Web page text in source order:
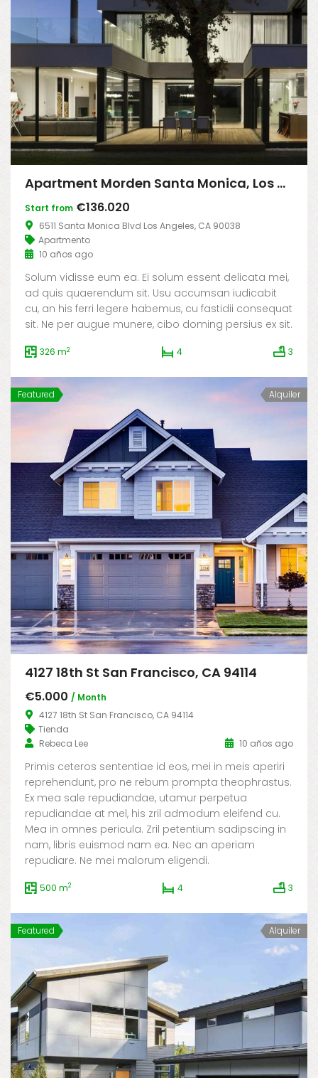
Apartment Morden Santa Monica, Los Angeles
Start from €136.020
6511 Santa Monica Blvd Los Angeles, CA 90038
Apartmento
10 años ago
Solum vidisse eum ea. Ei solum essent delicata mei,
ad quis quaerendum sit. Usu accumsan iudicabit
cu, an his ferri legere habemus, cu fastidii consequat
sit. Ne per augue munere, cibo doming persius ex sit.
326 m2 4 3
Featured Alquiler
4127 18th St San Francisco, CA 94114
€5.000 / Month
4127 18th St San Francisco, CA 94114
Tienda
Rebeca Lee
10 años ago
Primis ceteros sententiae id eos, mei in meis aperiri
reprehendunt, pro ne rebum prompta theophrastus.
Ex mea sale repudiandae, utamur perpetua
repudiandae at mel, his zril admodum eleifend cu.
Mea in omnes pericula. Zril petentium sadipscing in
nam, libris euismod nam ea. Nec an aperiam
repudiare. Ne mei malorum eligendi.
500 m2 4 3
Featured Alquiler